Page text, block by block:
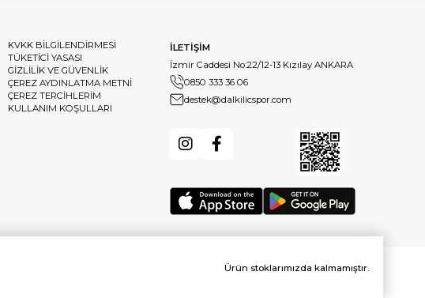
KVKK BİLGİLENDİRMESİ
TÜKETİCİ YASASI
GİZLİLİK VE GÜVENLİK
ÇEREZ AYDINLATMA METNİ
ÇEREZ TERCİHLERİM
KULLANIM KOŞULLARI
İLETİŞİM
İzmir Caddesi No:22/12-13 Kızılay ANKARA
0850 333 36 06
destek@dalkilicspor.com
Ürün stoklarımızda kalmamıştır.